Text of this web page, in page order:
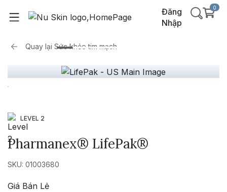
Đăng
Nhập
0
Quay lại Sức khỏe tim mạch
LEVEL 2
Pharmanex® LifePak®
SKU: 01003680
Giá Bán Lẻ